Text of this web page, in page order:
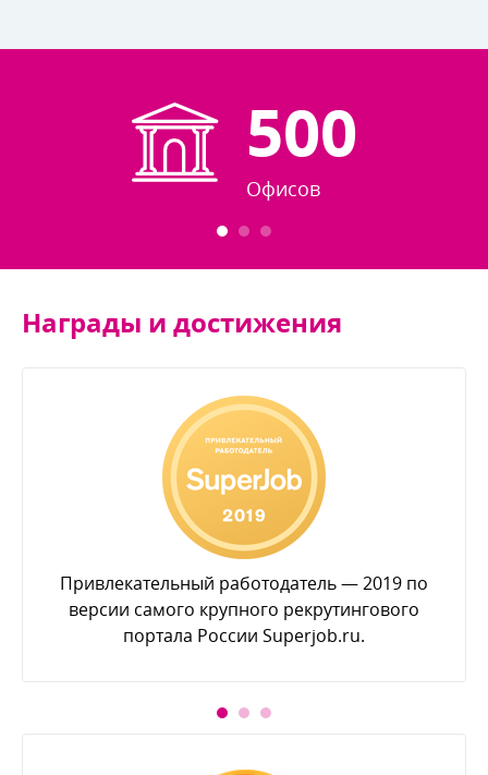
500
Офисо
Награды и достижения
Привлекательный работодатель — 2019 по
ерсии самого крупного рекрутингового
портала России Superjob.ru.